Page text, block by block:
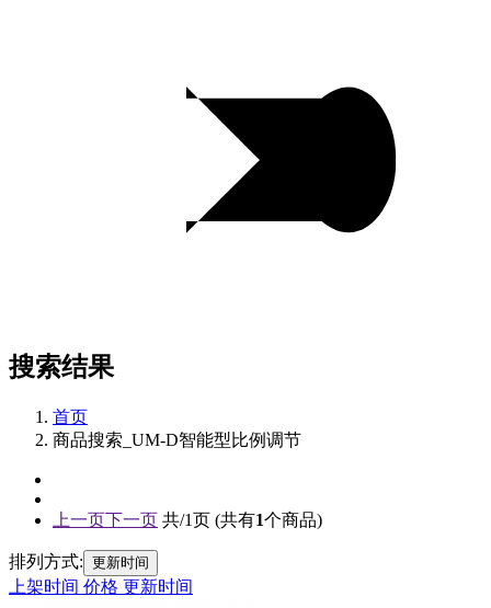
搜索结果
首页
商品搜索_UM-D智能型比例调节
上一页下一页 共/1页 (共有1个商品)
排列方式: 更新时间
上架时间 价格 更新时间